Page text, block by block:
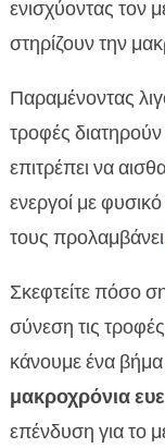
ενισχύοντας τον
στηρίζουν την
Παραμένοντας
τροφές
επιτρέπει να
ενεργοί με
τους προλαμβάνει
Σκεφτείτε πόσο
σύνεση τις
κάνουμε ένα βήμα
μακροχρόνια
επένδυση για το